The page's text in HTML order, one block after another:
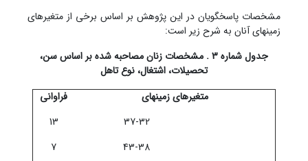
مشخصات پاسخگویان در این پژوهش بر اساس برخی از متغیرهای
زمینه‏ای آنان به شرح زیر است:
جدول شماره 3 . مشخصات زنان مصاحبه شده بر اساس سن،
تحصیلات، اشتغال، نوع تاهل
متغیرهای زمینه‏ای
فراوانی
37-32
13
43-38
7